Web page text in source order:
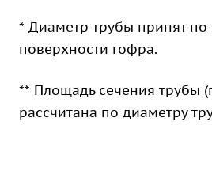
* Диаметр трубы принят по
поверхности гофра.
** Площадь сечения трубы
рассчитана по диаметру